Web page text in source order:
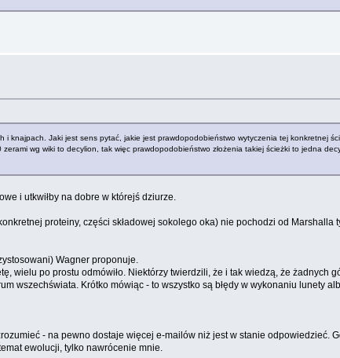
knajpach. Jaki jest sens pytać, jakie jest prawdopodobieństwo wytyczenia tej konkretnej
wg wiki to decylion, tak więc prawdopodobieństwo złożenia takiej ścieżki to jedna
i utkwiłby na dobre w którejś dziurze.
proteiny, części składowej sokolego oka) nie pochodzi od Marshalla
Wagner proponuje.
po prostu odmówiło. Niektórzy twierdzili, że i tak wiedzą, że żadnych
wszechświata. Krótko mówiąc - to wszystko są błędy w wykonaniu lunety
- na pewno dostaje więcej e-mailów niż jest w stanie odpowiedzieć.
ewolucji, tylko nawrócenie mnie.